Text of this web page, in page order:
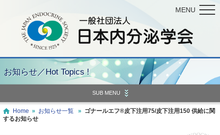
MENU
お知らせ／Hot Topics !
SUB MENU
Home » お知らせ一覧 » ゴナールエフ®皮下注用75/皮下注用150 供給に関
するお知らせ